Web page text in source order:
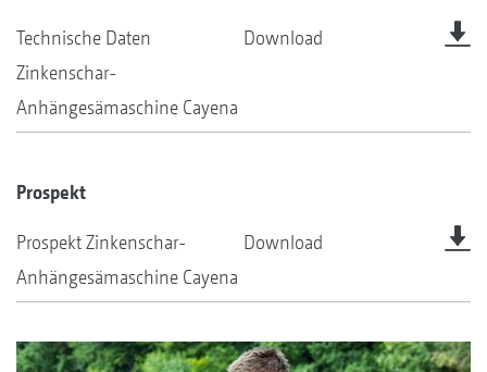
Technische Daten
Zinkenschar-
Anhängesämaschine Cayena
Download
Prospekt
Prospekt Zinkenschar-
Anhängesämaschine Cayena
Download